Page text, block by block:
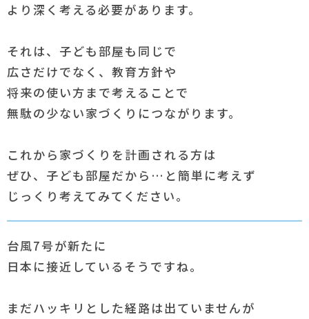
より深く考える必要があります。
それは、子ども部屋も同じで
広さだけでなく、教育方針や
将来の使い方まで考えることで
無駄の少ない家づくりにつながります。
これから家づくりを計画される方は
ぜひ、子ども部屋だから…と簡単に考えず
じっくり考えてみてください。
台風7号が新たに
日本に接近しているそうですね。
まだハッキリとした経路は出ていませんが